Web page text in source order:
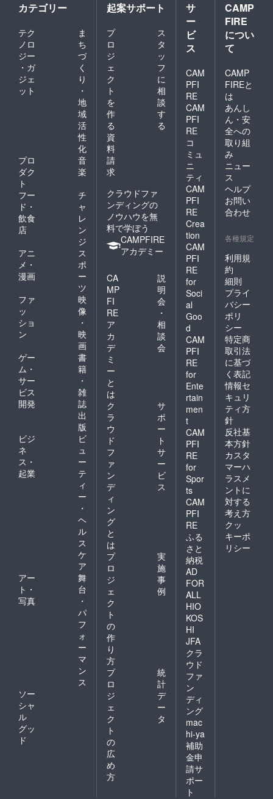
カテゴリー
テク
ノロ
ジー
・ガ
ジェ
ット
ま
ち
づ
く
り
・
地
域
活
性
化
プロ
ダク
ト
音
楽
フー
ド・
飲食
店
チ
ャ
レ
ン
ジ
アニ
メ・
漫画
ス
ポ
ー
ツ
ファ
ッ
ショ
ン
映
像
・
映
画
ゲー
ム・
サー
ビス
開発
書
籍
・
雑
誌
出
版
ビジ
ネ
ス・
起業
ビ
ュ
ー
テ
ィ
ー
・
ヘ
ル
ス
ケ
ア
アー
ト・
写真
舞
台
・
パ
フ
ォ
ー
マ
ン
ス
ソー
シャ
ル
グッ
ド
起案サポート
プ
ロ
ジ
ェ
ク
ト
を
作
る
ス
タ
ッ
フ
に
相
談
す
る
資
料
請
求
クラウドファ
ンディングの
ノウハウを無
料で学ぼう
CAMPFIRE
アカデミー
CA
MP
FI
RE
ア
カ
デ
ミ
ー
と
は
説
明
会
・
相
談
会
ク
ラ
ウ
ド
フ
ァ
ン
デ
ィ
ン
グ
と
は
サ
ポ
ー
ト
サ
ー
ビ
ス
プ
ロ
ジ
ェ
ク
ト
の
作
り
方
実
施
事
例
プ
ロ
ジ
ェ
ク
ト
の
広
め
方
統
計
デ
ー
タ
サ
ー
ビ
ス
CAM
PFI
RE
CAM
PFI
RE
コ
ミュ
ニ
ティ
CAM
PFI
RE
Crea
tion
CAM
PFI
RE
for
Soci
al
Goo
d
CAM
PFI
RE
for
Ente
rtain
men
t
CAM
PFI
RE
for
Spor
ts
CAM
PFI
RE
ふる
さと
納税
AD
FOR
ALL
HIO
KOS
HI
JFA
クラ
ウド
ファ
ン
ディ
ング
mac
hi-ya
補助
金申
請サ
ポー
ト
CAMP
FIRE
につい
て
CAMP
FIREと
は
あんし
ん・安
全への
取り組
み
ニュー
ス
ヘルプ
お問い
合わせ
各種規定
利用規
約
細則
プライ
バシー
ポリ
シー
特定商
取引法
に基づ
く表記
情報セ
キュリ
ティ方
針
反社基
本方針
カスタ
マーハ
ラスメ
ントに
対する
考え方
クッ
キーポ
リシー